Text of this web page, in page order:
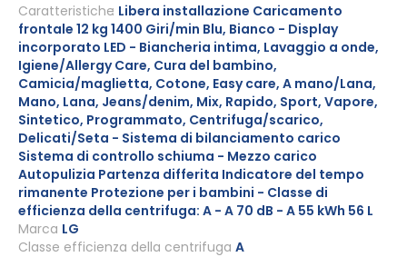
all'inizio
della
galleria
di
immagini
Marca LG
Caratteristiche Libera installazione Caricamento
frontale 12 kg 1400 Giri/min Blu, Bianco - Display
incorporato LED - Biancheria intima, Lavaggio a onde,
Igiene/Allergy Care, Cura del bambino,
Camicia/maglietta, Cotone, Easy care, A mano/Lana,
Mano, Lana, Jeans/denim, Mix, Rapido, Sport, Vapore,
Sintetico, Programmato, Centrifuga/scarico,
Delicati/Seta - Sistema di bilanciamento carico
Sistema di controllo schiuma - Mezzo carico
Autopulizia Partenza differita Indicatore del tempo
rimanente Protezione per i bambini - Classe di
efficienza della centrifuga: A - A 70 dB - A 55 kWh 56 L
Classe efficienza della centrifuga A